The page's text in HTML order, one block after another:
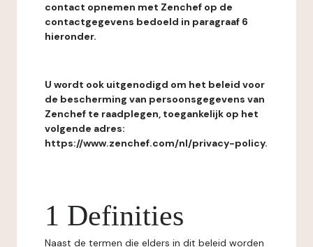
contact opnemen met Zenchef op de
contactgegevens bedoeld in paragraaf 6
hieronder.
U wordt ook uitgenodigd om het beleid voor
de bescherming van persoonsgegevens van
Zenchef te raadplegen, toegankelijk op het
volgende adres:
https://www.zenchef.com/nl/privacy-policy.
1 Definities
Naast de termen die elders in dit beleid worden